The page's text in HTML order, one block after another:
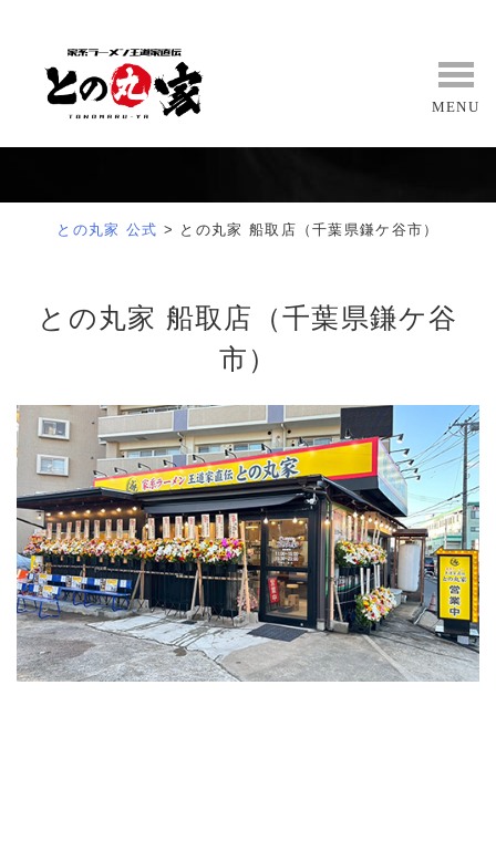
MENU
との丸家 公式 > との丸家 船取店（千葉県鎌ケ谷市）
との丸家 船取店（千葉県鎌ケ谷
市）